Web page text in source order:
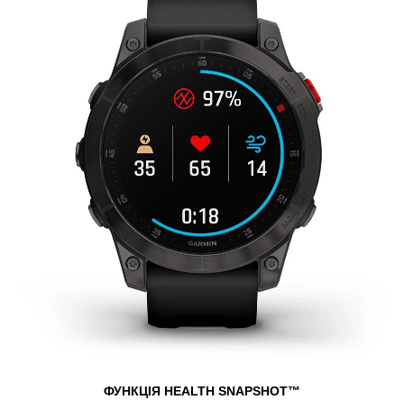
ФУНКЦІЯ HEALTH SNAPSHOT™